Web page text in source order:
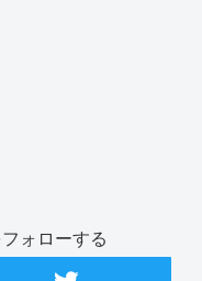
ォローする